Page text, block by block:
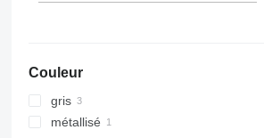
Couleur
gris
métallisé